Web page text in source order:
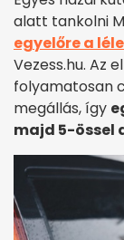
alatt tankolni
egyelőre a
Vezess.hu. Az
folyamatosan
megállás, így
majd 5-össel